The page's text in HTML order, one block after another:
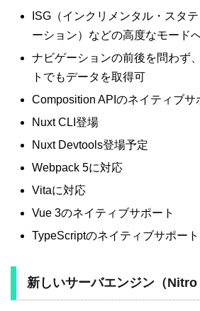
ISG（インクリメンタル・スタ
ーション）などの高度なモード
ナビゲーションの前後を問わず
トでもデータを取得可
Composition APIのネイティブサ
Nuxt CLI登場
Nuxt Devtools登場予定
Webpack 5に対応
Vitaに対応
Vue 3のネイティブサポート
TypeScriptのネイティブサポート
新しいサーバエンジン（